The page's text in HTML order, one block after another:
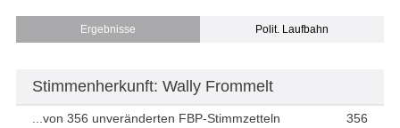
Ergebnisse Polit. Laufbahn
Stimmenherkunft: Wally Frommelt
...von 356 unveränderten FBP-Stimmzetteln
356